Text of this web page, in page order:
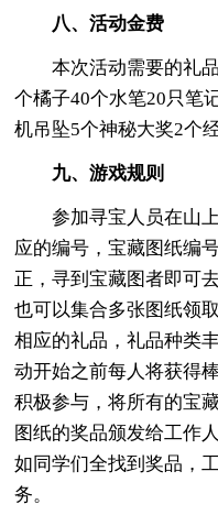
八、活动金费
本次活动需要的礼
个橘子40个水笔20只笔
机吊坠5个神秘大奖2个
九、游戏规则
参加寻宝人员在山
应的编号，宝藏图纸编
正，寻到宝藏图者即可
也可以集合多张图纸领
相应的礼品，礼品种类
动开始之前每人将获得
积极参与，将所有的宝
图纸的奖品颁发给工作
如同学们全找到奖品，
务。